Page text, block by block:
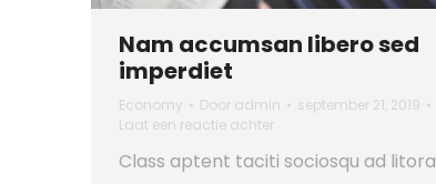
Nam accumsan libero sed
imperdiet
Economy Door admin
september 21, 2019
Laat een reactie achter
Class aptent taciti sociosqu ad litora